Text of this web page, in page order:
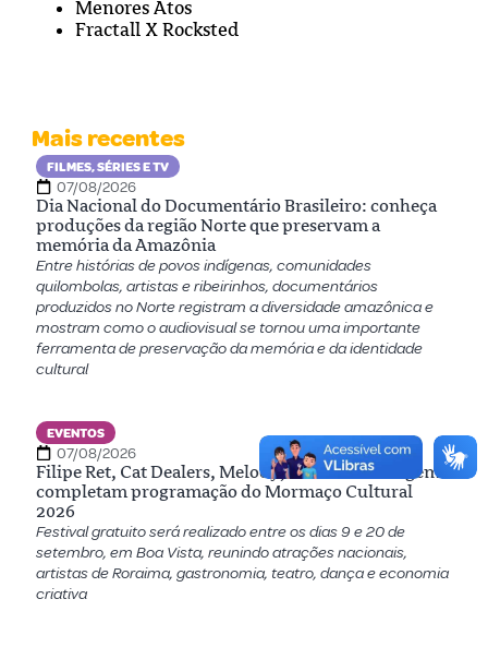
Menores Atos
Fractall X Rocksted
Mais recentes
FILMES, SÉRIES E TV
07/08/2026
Dia Nacional do Documentário Brasileiro: conheça
produções da região Norte que preservam a
memória da Amazônia
Entre histórias de povos indígenas, comunidades
quilombolas, artistas e ribeirinhos, documentários
produzidos no Norte registram a diversidade amazônica e
mostram como o audiovisual se tornou uma importante
ferramenta de preservação da memória e da identidade
cultural
EVENTOS
07/08/2026
Filipe Ret, Cat Dealers, Melody, Dennis e Ferrugem
completam programação do Mormaço Cultural
2026
Festival gratuito será realizado entre os dias 9 e 20 de
setembro, em Boa Vista, reunindo atrações nacionais,
artistas de Roraima, gastronomia, teatro, dança e economia
criativa